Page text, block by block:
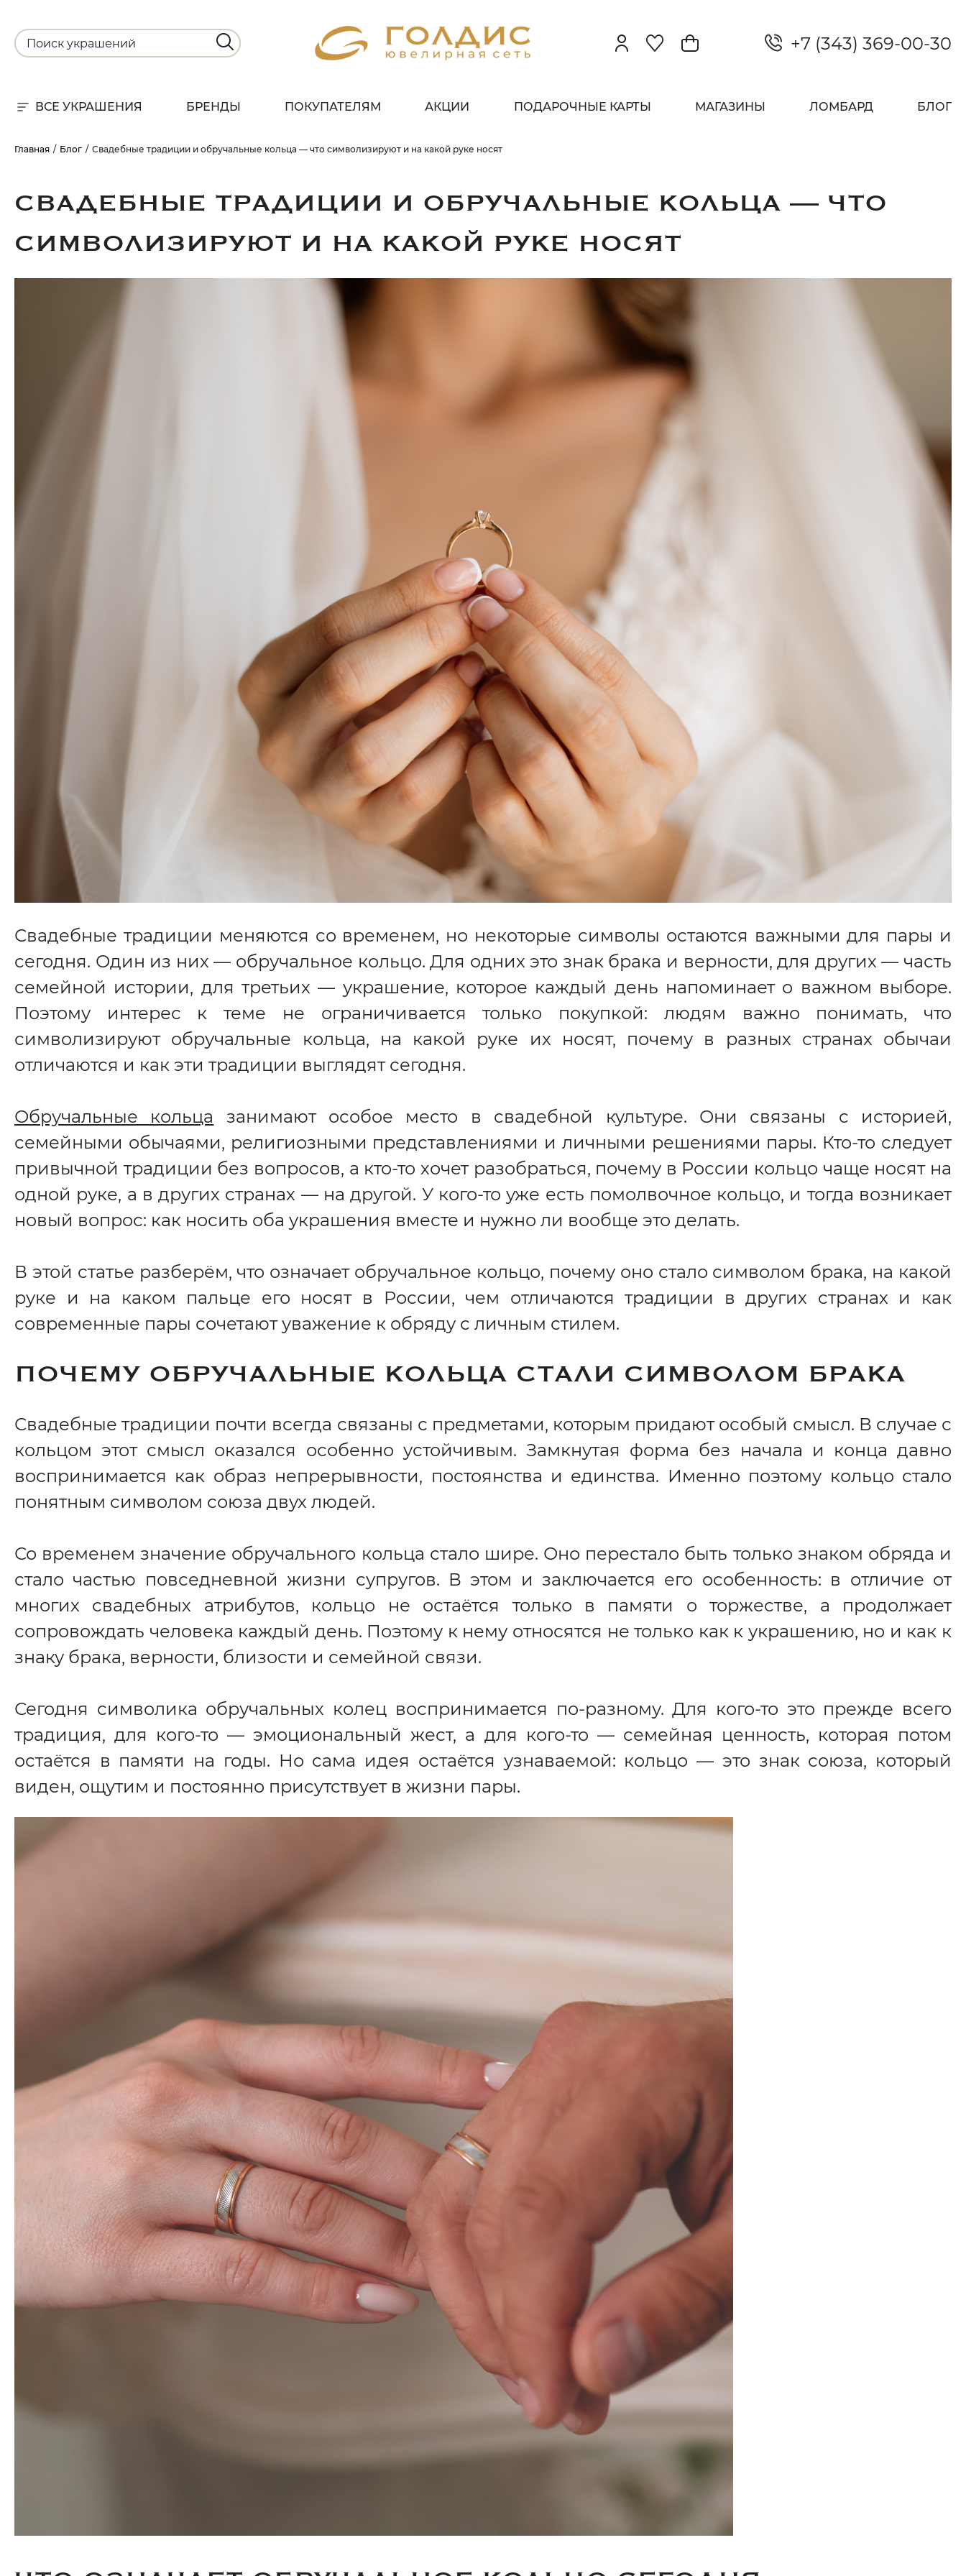
+7 (343) 369-00-30
ВСЕ УКРАШЕНИЯ БРЕНДЫ ПОКУПАТЕЛЯМ АКЦИИ ПОДАРОЧНЫЕ КАРТЫ МАГАЗИНЫ ЛОМБАРД БЛОГ
Главная Блог Свадебные традиции и обручальные кольца — что символизируют и на какой руке носят
СВАДЕБНЫЕ ТРАДИЦИИ И ОБРУЧАЛЬНЫЕ КОЛЬЦА — ЧТО
СИМВОЛИЗИРУЮТ И НА КАКОЙ РУКЕ НОСЯТ
Свадебные традиции меняются со временем, но некоторые символы остаются важными для пары и
сегодня. Один из них — обручальное кольцо. Для одних это знак брака и верности, для других — часть
семейной истории, для третьих — украшение, которое каждый день напоминает о важном выборе.
Поэтому интерес к теме не ограничивается только покупкой: людям важно понимать, что
символизируют обручальные кольца, на какой руке их носят, почему в разных странах обычаи
отличаются и как эти традиции выглядят сегодня.
Обручальные кольца занимают особое место в свадебной культуре. Они связаны с историей,
семейными обычаями, религиозными представлениями и личными решениями пары. Кто-то следует
привычной традиции без вопросов, а кто-то хочет разобраться, почему в России кольцо чаще носят на
одной руке, а в других странах — на другой. У кого-то уже есть помолвочное кольцо, и тогда возникает
новый вопрос: как носить оба украшения вместе и нужно ли вообще это делать.
В этой статье разберём, что означает обручальное кольцо, почему оно стало символом брака, на какой
руке и на каком пальце его носят в России, чем отличаются традиции в других странах и как
современные пары сочетают уважение к обряду с личным стилем.
ПОЧЕМУ ОБРУЧАЛЬНЫЕ КОЛЬЦА СТАЛИ СИМВОЛОМ БРАКА
Свадебные традиции почти всегда связаны с предметами, которым придают особый смысл. В случае с
кольцом этот смысл оказался особенно устойчивым. Замкнутая форма без начала и конца давно
воспринимается как образ непрерывности, постоянства и единства. Именно поэтому кольцо стало
понятным символом союза двух людей.
Со временем значение обручального кольца стало шире. Оно перестало быть только знаком обряда и
стало частью повседневной жизни супругов. В этом и заключается его особенность: в отличие от
многих свадебных атрибутов, кольцо не остаётся только в памяти о торжестве, а продолжает
сопровождать человека каждый день. Поэтому к нему относятся не только как к украшению, но и как к
знаку брака, верности, близости и семейной связи.
Сегодня символика обручальных колец воспринимается по-разному. Для кого-то это прежде всего
традиция, для кого-то — эмоциональный жест, а для кого-то — семейная ценность, которая потом
остаётся в памяти на годы. Но сама идея остаётся узнаваемой: кольцо — это знак союза, который
виден, ощутим и постоянно присутствует в жизни пары.
НА ЧАСТИБЕЗ ПЕРЕПЛАТ
Сегодня
%
% картой любого банка
Получайте товарвыбранный способом
Оставшиеся75% будутсписываться
с вашей картыпо25%каждые 2 недели
Подробнее об оплате Плайтом
25
Остались вопросы?
8 800 302-02-51